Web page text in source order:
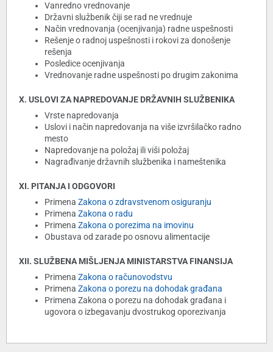
Vanredno vrednovanje
Državni službenik čiji se rad ne vrednuje
Način vrednovanja (ocenjivanja) radne uspešnosti
Rešenje o radnoj uspešnosti i rokovi za donošenje
rešenja
Posledice ocenjivanja
Vrednovanje radne uspešnosti po drugim zakonima
X. USLOVI ZA NAPREDOVANJE DRŽAVNIH SLUŽBENIKA
Vrste napredovanja
Uslovi i način napredovanja na više izvršilačko radno
mesto
Napredovanje na položaj ili viši položaj
Nagrađivanje državnih službenika i nameštenika
XI. PITANJA I ODGOVORI
Primena Zakona o zdravstvenom osiguranju
Primena Zakona o radu
Primena Zakona o porezima na imovinu
Obustava od zarade po osnovu alimentacije
XII. SLUŽBENA MIŠLJENJA MINISTARSTVA FINANSIJA
Primena Zakona o računovodstvu
Primena Zakona o porezu na dohodak građana
Primena Zakona o porezu na dohodak građana i
ugovora o izbegavanju dvostrukog oporezivanja